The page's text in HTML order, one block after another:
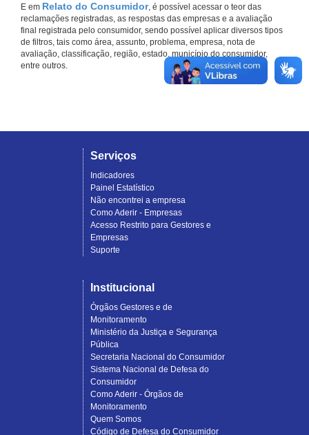
E em Relato do Consumidor, é possível acessar o teor das
reclamações registradas, as respostas das empresas e a avaliação
final registrada pelo consumidor, sendo possível aplicar diversos tipos
de filtros, tais como área, assunto, problema, empresa, nota de
avaliação, classificação, região, estado, município do consumidor,
entre outros.
Serviços
Indicadores
Painel Estatístico
Não encontrei a empresa
Como Aderir - Empresas
Acesso Restrito para Gestores e
Empresas
Suporte
Institucional
Órgãos Gestores e de
Monitoramento
Ministério da Justiça e Segurança
Pública
Secretaria Nacional do Consumidor
Sistema Nacional de Defesa do
Consumidor
Como Aderir - Órgãos de
Monitoramento
Quem Somos
Código de Defesa do Consumidor